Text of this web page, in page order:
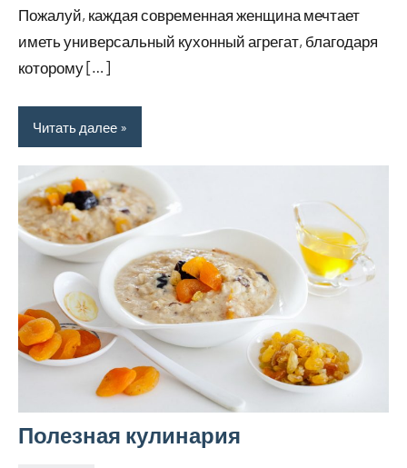
Пожалуй, каждая современная женщина мечтает
иметь универсальный кухонный агрегат, благодаря
которому […]
Читать далее
Полезная кулинария